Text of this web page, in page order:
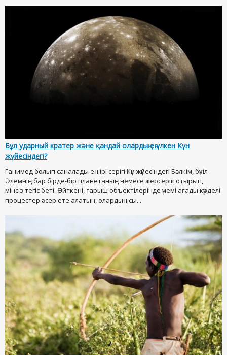
Бұл ударный кратер және қандай олардың ең үлкен Күн
жүйесіндегі?
Ганимед болып саналады ең ірі серігі Күн жүйесіндегі Бәлкім, бүкіл
Әлемнің бар бірде-бір планетаның немесе жерсерік отырып,
мінсіз тегіс беті. Өйткені, ғарыш объектілерінде үнемі ағады күрделі
процестер әсер ете алатын, олардың сы...